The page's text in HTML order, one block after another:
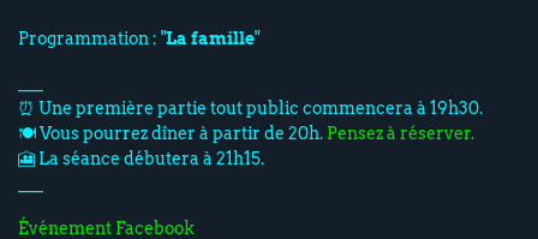
Programmation : "La famille"
⏰ Une première partie tout public commencera à 19h30.
🍽️ Vous pourrez dîner à partir de 20h. Pensez à réserver.
🎦 La séance débutera à 21h15.
Événement Facebook